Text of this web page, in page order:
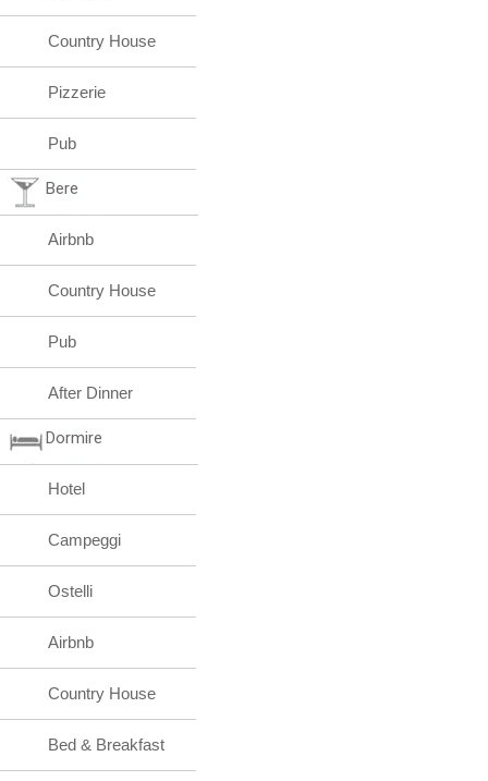
Country House
Pizzerie
Pub
Bere
Airbnb
Country House
Pub
After Dinner
Dormire
Hotel
Campeggi
Ostelli
Airbnb
Country House
Bed & Breakfast